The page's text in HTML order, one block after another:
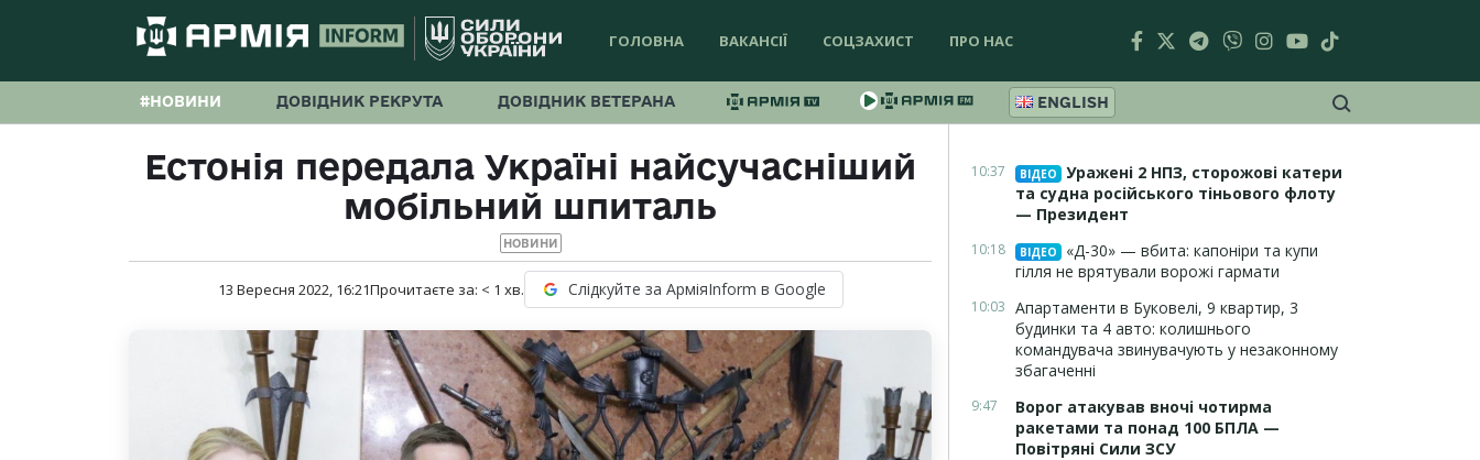
ГОЛОВНА ВАКАНСІЇ СОЦЗАХИСТ ПРО НАС
#НОВИНИ ДОВІДНИК РЕКРУТА ДОВІДНИК ВЕТЕРАНА ENGLISH
Естонія передала Україні найсучасніший
мобільний шпиталь
НОВИНИ
13 Вересня 2022, 16:21Прочитаєте за: < 1 хв. Слідкуйте за АрміяInform в Google
10:37 ВІДЕО
Уражені 2 НПЗ, сторожові катери
та судна російського тіньового флоту
— Президент
10:18 ВІДЕО
«Д-30» — вбита: капоніри та купи
гілля не врятували ворожі гармати
10:03 Апартаменти в Буковелі, 9 квартир, 3
будинки та 4 авто: колишнього
командувача звинувачують у незаконному
збагаченні
9:47
Ворог атакував вночі чотирма
ракетами та понад 100 БПЛА —
Повітряні Сили ЗСУ